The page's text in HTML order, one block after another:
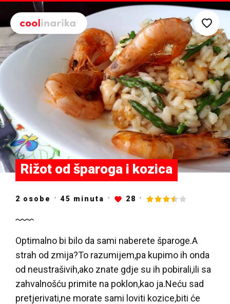
Preskoči na glavni sadržaj
Rižot od šparoga i kozica
2 osobe 45 minuta 28
Optimalno bi bilo da sami naberete šparoge.A
strah od zmija?To razumijem,pa kupimo ih onda
od neustrašivih,ako znate gdje su ih pobirali,ili sa
zahvalnošću primite na poklon,kao ja.Neću sad
pretjerivati,ne morate sami loviti kozice,biti će